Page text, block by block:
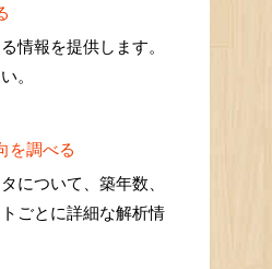
情報を提供します。
。
を調べる
について、築年数、
ごとに詳細な解析情